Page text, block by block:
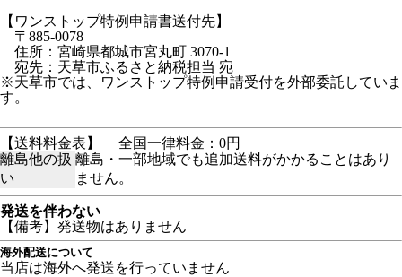
【ワンストップ特例申請書送付先】
〒885-0078
住所：宮崎県都城市宮丸町 3070-1
宛先：天草市ふるさと納税担当 宛
※天草市では、ワンストップ特例申請受付を外部委託していま
す。
【送料料金表】
全国一律料金：0円
離島他の扱
い
離島・一部地域でも追加送料がかかることはあり
ません。
発送を伴わない
【備考】発送物はありません
海外配送について
当店は海外へ発送を行っていません